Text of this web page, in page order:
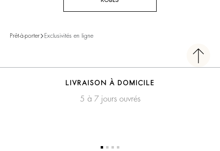
Prêt-à-porter Exclusivités en ligne
LIVRAISON À DOMICILE
5 à 7 jours ouvrés